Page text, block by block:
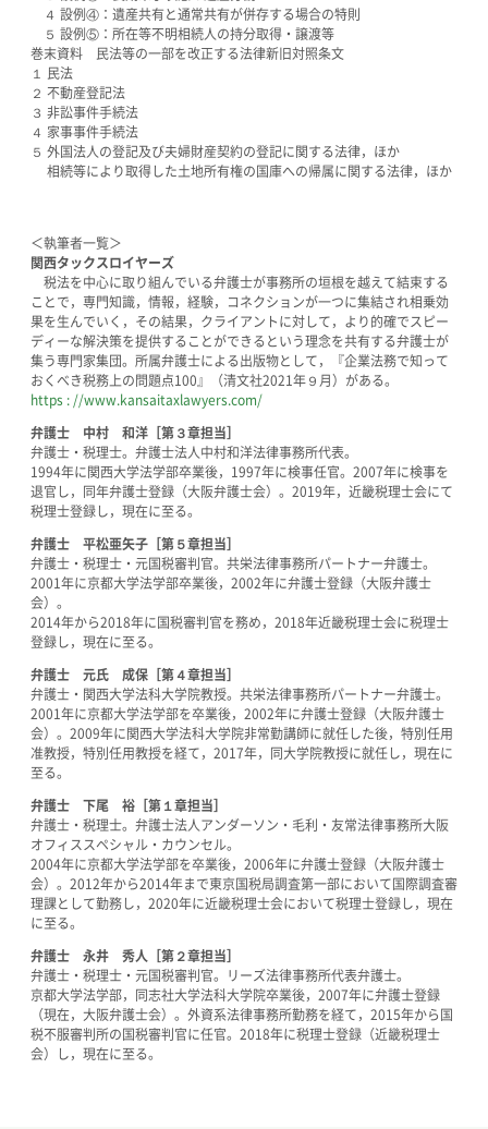
４ 設例④：遺産共有と通常共有が併存する場合の特則
５ 設例⑤：所在等不明相続人の持分取得・譲渡等
巻末資料 民法等の一部を改正する法律新旧対照条文
１ 民法
２ 不動産登記法
３ 非訟事件手続法
４ 家事事件手続法
５ 外国法人の登記及び夫婦財産契約の登記に関する法律，ほか
相続等により取得した土地所有権の国庫への帰属に関する法律，ほか
＜執筆者一覧＞
関西タックスロイヤーズ
税法を中心に取り組んでいる弁護士が事務所の垣根を越えて結束する
ことで，専門知識，情報，経験，コネクションが一つに集結され相乗効
果を生んでいく，その結果，クライアントに対して，より的確でスピー
ディーな解決策を提供することができるという理念を共有する弁護士が
集う専門家集団。所属弁護士による出版物として，『企業法務で知って
おくべき税務上の問題点100』（清文社2021年９月）がある。
https : //www.kansaitaxlawyers.com/
弁護士 中村 和洋［第３章担当］
弁護士・税理士。弁護士法人中村和洋法律事務所代表。
1994年に関西大学法学部卒業後，1997年に検事任官。2007年に検事を
退官し，同年弁護士登録（大阪弁護士会）。2019年，近畿税理士会にて
税理士登録し，現在に至る。
弁護士 平松亜矢子［第５章担当］
弁護士・税理士・元国税審判官。共栄法律事務所パートナー弁護士。
2001年に京都大学法学部卒業後，2002年に弁護士登録（大阪弁護士
会）。
2014年から2018年に国税審判官を務め，2018年近畿税理士会に税理士
登録し，現在に至る。
弁護士 元氏 成保［第４章担当］
弁護士・関西大学法科大学院教授。共栄法律事務所パートナー弁護士。
2001年に京都大学法学部を卒業後，2002年に弁護士登録（大阪弁護士
会）。2009年に関西大学法科大学院非常勤講師に就任した後，特別任用
准教授，特別任用教授を経て，2017年，同大学院教授に就任し，現在に
至る。
弁護士 下尾 裕［第１章担当］
弁護士・税理士。弁護士法人アンダーソン・毛利・友常法律事務所大阪
オフィススペシャル・カウンセル。
2004年に京都大学法学部を卒業後，2006年に弁護士登録（大阪弁護士
会）。2012年から2014年まで東京国税局調査第一部において国際調査審
理課として勤務し，2020年に近畿税理士会において税理士登録し，現在
に至る。
弁護士 永井 秀人［第２章担当］
弁護士・税理士・元国税審判官。リーズ法律事務所代表弁護士。
京都大学法学部，同志社大学法科大学院卒業後，2007年に弁護士登録
（現在，大阪弁護士会）。外資系法律事務所勤務を経て，2015年から国
税不服審判所の国税審判官に任官。2018年に税理士登録（近畿税理士
会）し，現在に至る。